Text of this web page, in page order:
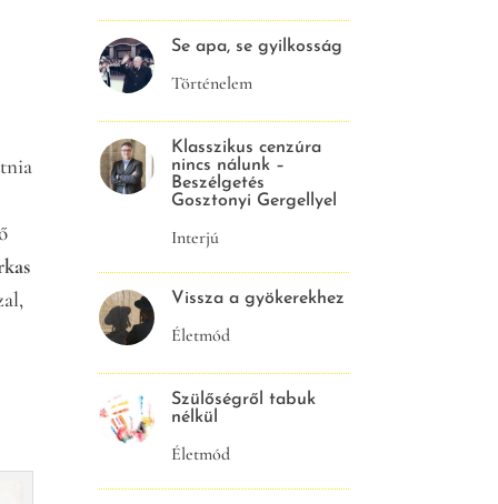
Se apa, se gyilkosság
Történelem
Klasszikus cenzúra
nincs nálunk –
Beszélgetés
Gosztonyi Gergellyel
Interjú
Vissza a gyökerekhez
Életmód
Szülőségről tabuk
nélkül
Életmód